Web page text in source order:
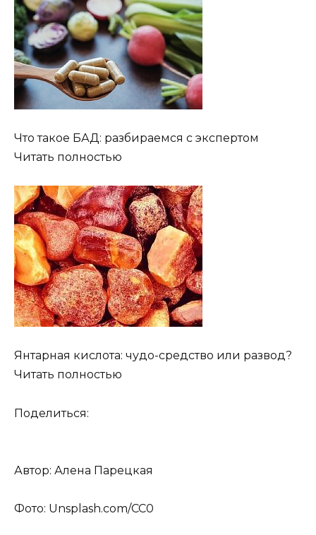
Что такое БАД: разбираемся с экспертом
Читать полностью
Янтарная кислота: чудо-средство или развод?
Читать полностью
Поделиться:
Автор: Алена Парецкая
Фото: Unsplash.com/CC0